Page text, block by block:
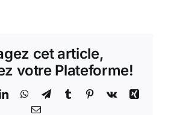
maisons
individuelles
«
Entre-
deux
cet article,
votre Plateforme!
LinkedInWhatsApp
TelegramTumblr Pinterest
Vk
Xing
Email